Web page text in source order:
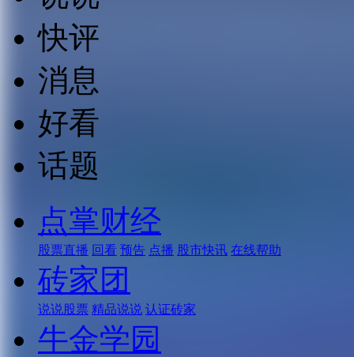
快评
消息
好看
话题
点掌财经
股票直播 回看 预告 点播 股市快讯 在线帮助
砖家团
说说股票 精品说说 认证砖家
牛金学园